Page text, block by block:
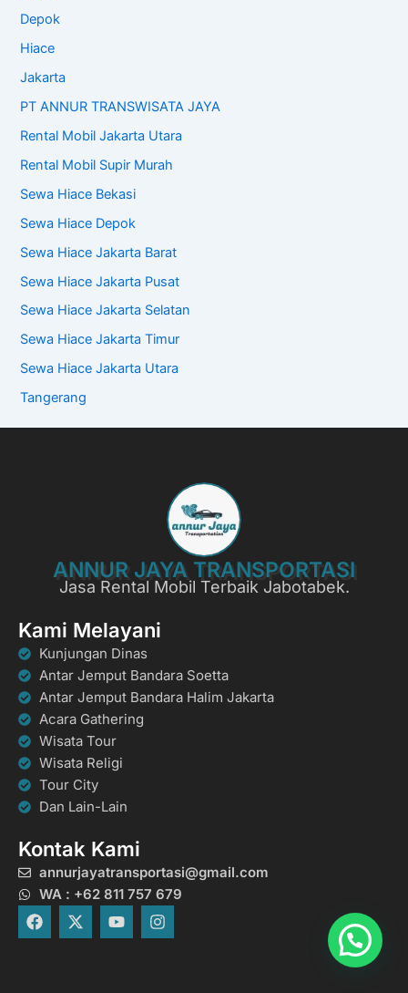
Depok
Hiace
Jakarta
PT ANNUR TRANSWISATA JAYA
Rental Mobil Jakarta Utara
Rental Mobil Supir Murah
Sewa Hiace Bekasi
Sewa Hiace Depok
Sewa Hiace Jakarta Barat
Sewa Hiace Jakarta Pusat
Sewa Hiace Jakarta Selatan
Sewa Hiace Jakarta Timur
Sewa Hiace Jakarta Utara
Tangerang
ANNUR JAYA TRANSPORTASI
Jasa Rental Mobil Terbaik Jabotabek.
Kami Melayani
Kunjungan Dinas
Antar Jemput Bandara Soetta
Antar Jemput Bandara Halim Jakarta
Acara Gathering
Wisata Tour
Wisata Religi
Tour City
Dan Lain-Lain
Kontak Kami
annurjayatransportasi@gmail.com
WA : +62 811 757 679
F
a
X
-
Y
o
I
n